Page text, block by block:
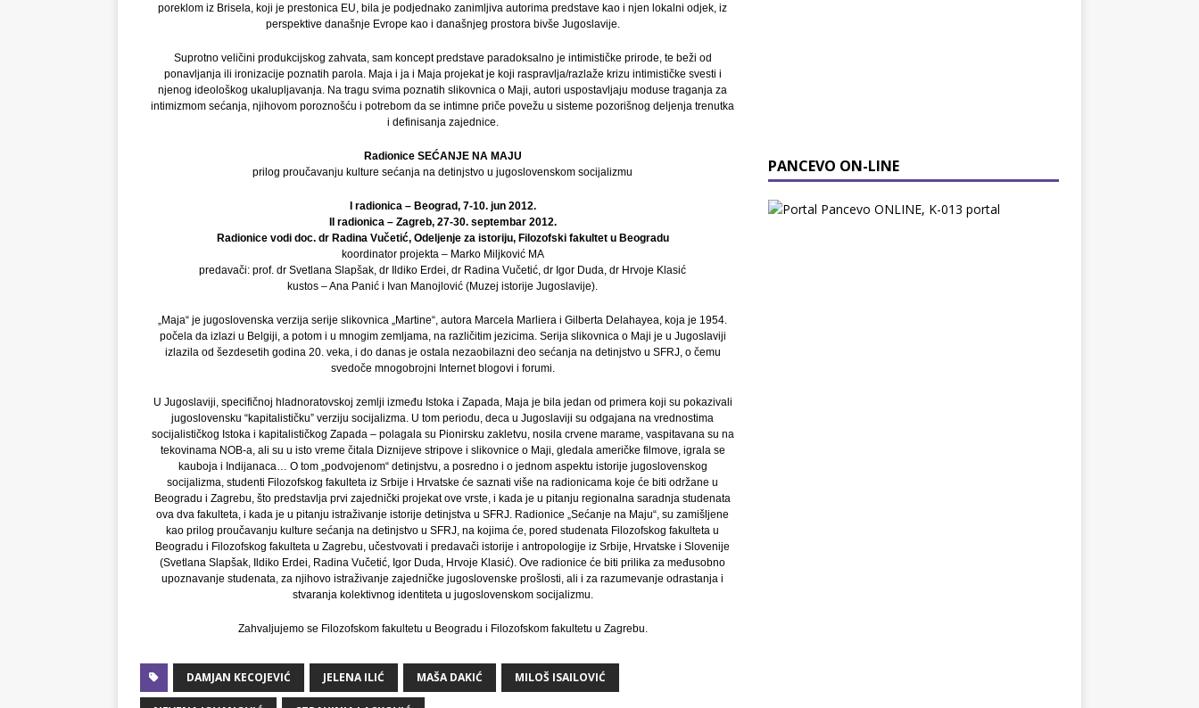
poreklom iz Brisela, koji je prestonica EU, bila je podjednako zanimljiva autorima predstave kao i njen lokalni odjek, iz
perspektive današnje Evrope kao i današnjeg prostora bivše Jugoslavije.
Suprotno veličini produkcijskog zahvata, sam koncept predstave paradoksalno je intimističke prirode, te beži od
ponavljanja ili ironizacije poznatih parola. Maja i ja i Maja projekat je koji raspravlja/razlaže krizu intimističke svesti i
njenog ideološkog ukalupljavanja. Na tragu svima poznatih slikovnica o Maji, autori uspostavljaju moduse traganja za
intimizmom sećanja, njihovom poroznošću i potrebom da se intimne priče povežu u sisteme pozorišnog deljenja trenutka
i definisanja zajednice.
Radionice SEĆANJE NA MAJU
prilog proučavanju kulture sećanja na detinjstvo u jugoslovenskom socijalizmu
I radionica – Beograd, 7-10. jun 2012.
II radionica – Zagreb, 27-30. septembar 2012.
Radionice vodi doc. dr Radina Vučetić, Odeljenje za istoriju, Filozofski fakultet u Beogradu
koordinator projekta – Marko Miljković MA
predavači: prof. dr Svetlana Slapšak, dr Ildiko Erdei, dr Radina Vučetić, dr Igor Duda, dr Hrvoje Klasić
kustos – Ana Panić i Ivan Manojlović (Muzej istorije Jugoslavije).
„Maja“ je jugoslovenska verzija serije slikovnica „Martine“, autora Marcela Marliera i Gilberta Delahayea, koja je 1954.
počela da izlazi u Belgiji, a potom i u mnogim zemljama, na različitim jezicima. Serija slikovnica o Maji je u Jugoslaviji
izlazila od šezdesetih godina 20. veka, i do danas je ostala nezaobilazni deo sećanja na detinjstvo u SFRJ, o čemu
svedoče mnogobrojni Internet blogovi i forumi.
U Jugoslaviji, specifičnoj hladnoratovskoj zemlji između Istoka i Zapada, Maja je bila jedan od primera koji su pokazivali
jugoslovensku “kapitalističku” verziju socijalizma. U tom periodu, deca u Jugoslaviji su odgajana na vrednostima
socijalističkog Istoka i kapitalističkog Zapada – polagala su Pionirsku zakletvu, nosila crvene marame, vaspitavana su na
tekovinama NOB-a, ali su u isto vreme čitala Diznijeve stripove i slikovnice o Maji, gledala američke filmove, igrala se
kauboja i Indijanaca… O tom „podvojenom“ detinjstvu, a posredno i o jednom aspektu istorije jugoslovenskog
socijalizma, studenti Filozofskog fakulteta iz Srbije i Hrvatske će saznati više na radionicama koje će biti održane u
Beogradu i Zagrebu, što predstavlja prvi zajednički projekat ove vrste, i kada je u pitanju regionalna saradnja studenata
ova dva fakulteta, i kada je u pitanju istraživanje istorije detinjstva u SFRJ. Radionice „Sećanje na Maju“, su zamišljene
kao prilog proučavanju kulture sećanja na detinjstvo u SFRJ, na kojima će, pored studenata Filozofskog fakulteta u
Beogradu i Filozofskog fakulteta u Zagrebu, učestvovati i predavači istorije i antropologije iz Srbije, Hrvatske i Slovenije
(Svetlana Slapšak, Ildiko Erdei, Radina Vučetić, Igor Duda, Hrvoje Klasić). Ove radionice će biti prilika za međusobno
upoznavanje studenata, za njihovo istraživanje zajedničke jugoslovenske prošlosti, ali i za razumevanje odrastanja i
stvaranja kolektivnog identiteta u jugoslovenskom socijalizmu.
Zahvaljujemo se Filozofskom fakultetu u Beogradu i Filozofskom fakultetu u Zagrebu.
DAMJAN KECOJEVIĆ JELENA ILIĆ MAŠA DAKIĆ MILOŠ ISAILOVIĆ
PANCEVO ON-LINE